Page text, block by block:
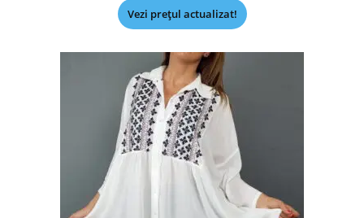
Vezi prețul actualizat!